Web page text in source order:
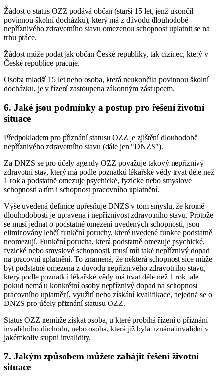
Žádost o status OZZ podává občan (starší 15 let, jenž ukončil
povinnou školní docházku), který má z důvodu dlouhodobě
nepříznivého zdravotního stavu omezenou schopnost uplatnit se na
trhu práce.
Žádost může podat jak občan České republiky, tak cizinec, který v
České republice pracuje.
Osoba mladší 15 let nebo osoba, která neukončila povinnou školní
docházku, je v řízení zastoupena zákonným zástupcem.
6. Jaké jsou podmínky a postup pro řešení životní
situace
Předpokladem pro přiznání statusu OZZ je zjištění dlouhodobě
nepříznivého zdravotního stavu (dále jen "DNZS").
Za DNZS se pro účely agendy OZZ považuje takový nepříznivý
zdravotní stav, který má podle poznatků lékařské vědy trvat déle než
1 rok a podstatně omezuje psychické, fyzické nebo smyslové
schopnosti a tím i schopnost pracovního uplatnění.
Výše uvedená definice upřesňuje DNZS v tom smyslu, že kromě
dlouhodobosti je upravena i nepříznivost zdravotního stavu. Protože
se musí jednat o podstatné omezení uvedených schopností, jsou
eliminovány lehčí funkční poruchy, které uvedené funkce podstatně
neomezují. Funkční porucha, která podstatně omezuje psychické,
fyzické nebo smyslové schopnosti, musí mít také nepříznivý dopad
na pracovní uplatnění. To znamená, že některá schopnost sice může
být podstatně omezena z důvodu nepříznivého zdravotního stavu,
který podle poznatků lékařské vědy má trvat déle než 1 rok, ale
pokud nemá u konkrétní osoby nepříznivý dopad na schopnost
pracovního uplatnění, využití nebo získání kvalifikace, nejedná se o
DNZS pro účely přiznání statusu OZZ.
Status OZZ nemůže získat osoba, u které probíhá řízení o přiznání
invalidního důchodu, nebo osoba, která již byla uznána invalidní v
jakémkoliv stupni invalidity.
7. Jakým způsobem můžete zahájit řešení životní
situace